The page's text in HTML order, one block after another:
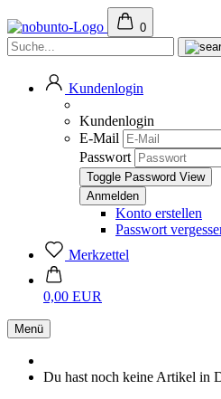
0
Kundenlogin
Kundenlogin
E-Mail
Passwort
Toggle Password View
Konto erstellen
Passwort
Merkzettel
0,00 EUR
Menü
Du hast noch keine Artikel in